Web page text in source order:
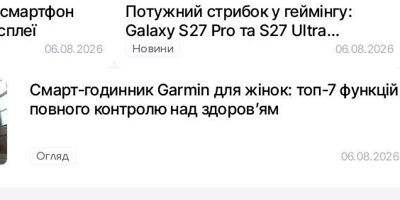
06.08.2026
Потужний стрибок у геймінгу:
Galaxy S27 Pro та S27 Ultra
отримають графіку нового
Новини 06.08.2026
Смарт-годинник Garmin для жінок: топ-7 функцій
повного контролю над здоров’ям
Огляд 06.08.2026